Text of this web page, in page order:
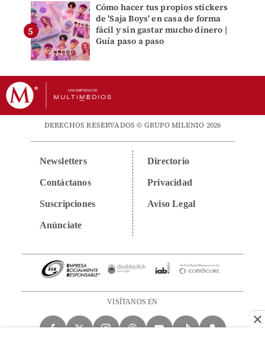
Cómo hacer tus propios stickers
de 'Saja Boys' en casa de forma
fácil y sin gastar mucho dinero |
Guía paso a paso
DERECHOS RESERVADOS © GRUPO MILENIO 2026
Newsletters
Contáctanos
Suscripciones
Anúnciate
Directorio
Privacidad
Aviso Legal
VISÍTANOS EN